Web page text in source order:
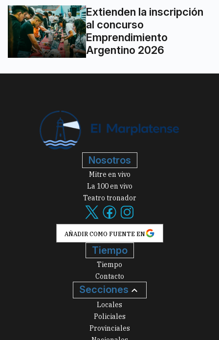
Extienden la inscripción
al concurso
Emprendimiento
Argentino 2026
Nosotros
Mitre en vivo
La 100 en vivo
Teatro tronador
AÑADIR COMO FUENTE EN
Tiempo
Tiempo
Contacto
Secciones
Locales
Policiales
Provinciales